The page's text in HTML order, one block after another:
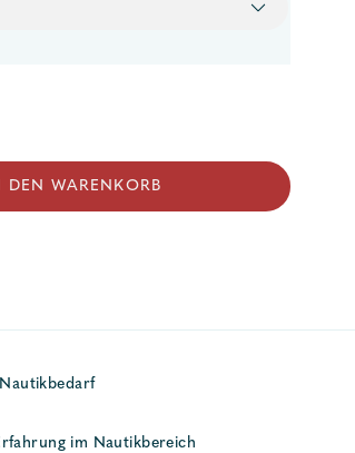
DEN WARENKORB
im Nautikbereich